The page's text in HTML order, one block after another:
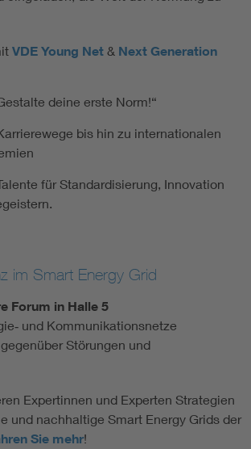
VDE Young Net & Next Generation
deine erste Norm!“
bis hin zu internationalen
für Standardisierung, Innovation
im Smart Energy Grid
Forum in Halle 5
und Kommunikationsnetze
Störungen und
Expertinnen und Experten Strategien
und nachhaltige Smart Energy Grids der
Sie mehr!